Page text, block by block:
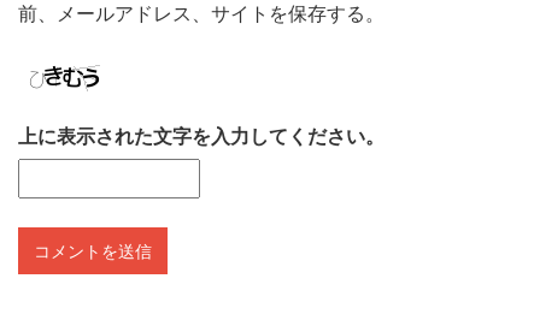
前、メールアドレス、サイトを保存する。
上に表示された文字を入力してください。